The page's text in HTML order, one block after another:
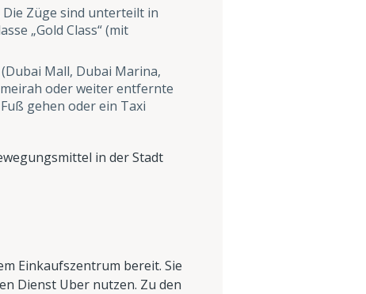
Züge sind unterteilt in
„Gold Class“ (mit
Mall, Dubai Marina,
oder weiter entfernte
gehen oder ein Taxi
in der Stadt
Einkaufszentrum bereit. Sie
Dienst Uber nutzen. Zu den